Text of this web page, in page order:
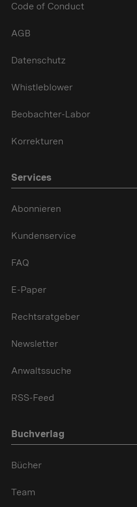
Code of Conduct
AGB
Datenschutz
Whistleblower
Beobachter-Labor
Korrekturen
Services
Abonnieren
Kundenservice
FAQ
E-Paper
Rechtsratgeber
Newsletter
Anwaltssuche
RSS-Feed
Buchverlag
Bücher
Team